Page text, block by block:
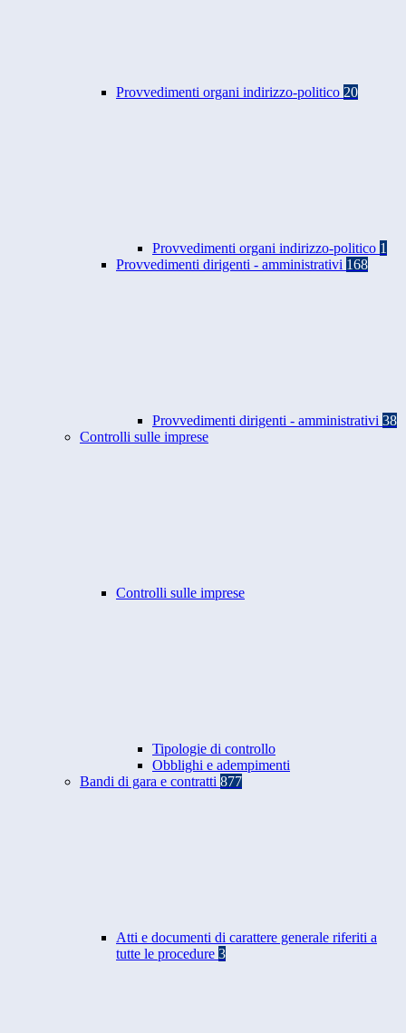
Provvedimenti organi indirizzo-politico 20
Provvedimenti organi indirizzo-politico 1
Provvedimenti dirigenti - amministrativi 168
Provvedimenti dirigenti - amministrativi 38
Controlli sulle imprese
Controlli sulle imprese
Tipologie di controllo
Obblighi e adempimenti
Bandi di gara e contratti 877
Atti e documenti di carattere generale riferiti a
tutte le procedure 3